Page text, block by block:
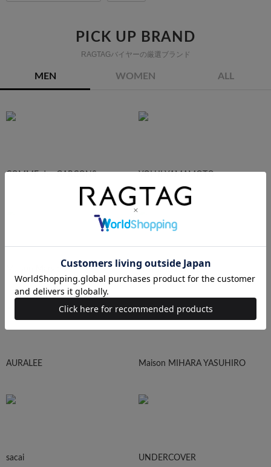
PICK UP BRAND
RAGTAGバイヤーの厳選ブランド
MEN WOMEN ALL
COMME des GARCONS YOHJI YAMAMOTO
Maison Margiela HOMME PLISEE
AURALEE Maison MIHARA YASUHIRO
sacai UNDERCOVER